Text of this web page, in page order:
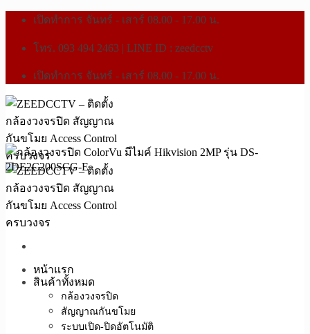
เปิดทำการ จันทร์ - เสาร์ 08.00 - 17.00 น.
โทร. 093 494 2463 | LINE ID : zeedcctv
เปิดทำการ จันทร์ - เสาร์ 08.00 - 17.00 น.
หน้าแรก
สินค้าทั้งหมด
กล้องวงจรปิด
สัญญาณกันขโมย
ระบบเปิด-ปิดอัตโนมัติ